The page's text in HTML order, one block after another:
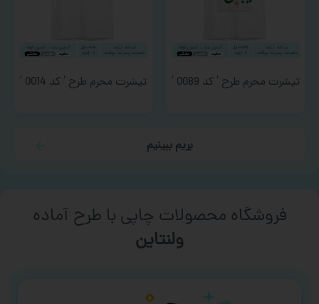
تیشرت محرم طرح ‘ کد 0089 ‘ تیشرت محرم طرح ‘ کد 0014 ‘
بریم ببینیم
فروشگاه محصولات چاپی با طرح آماده
ورزشی